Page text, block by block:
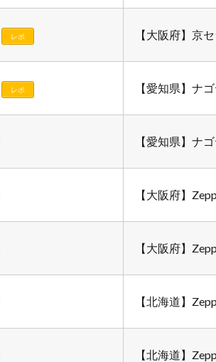
レポ 【大阪府】京
レポ 【愛知県】ナ
【愛知県】ナ
【大阪府】
【大阪府】
【北海道】
【北海道】